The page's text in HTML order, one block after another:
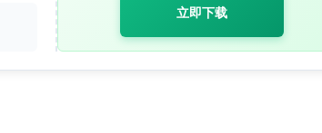
立即下载